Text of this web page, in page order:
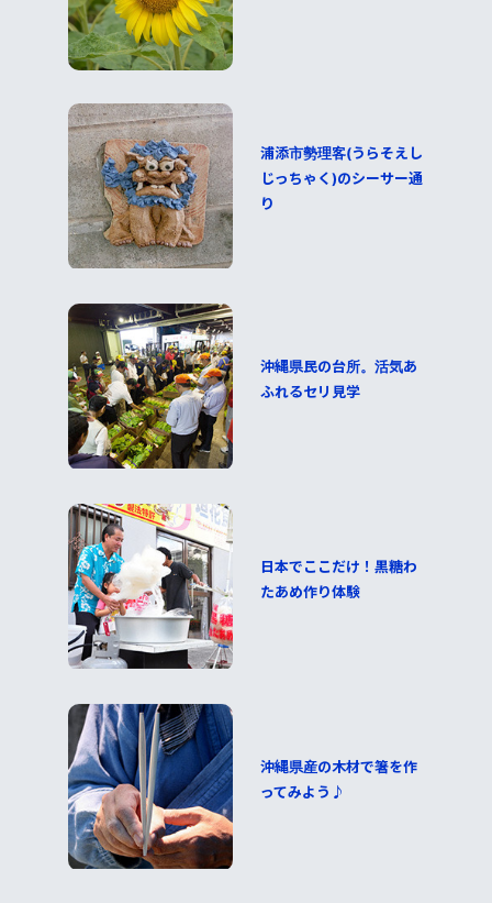
浦添市勢理客(うらそえし
じっちゃく)のシーサー通
り
沖縄県民の台所。活気あ
ふれるセリ見学
日本でここだけ！黒糖わ
たあめ作り体験
沖縄県産の木材で箸を作
ってみよう♪